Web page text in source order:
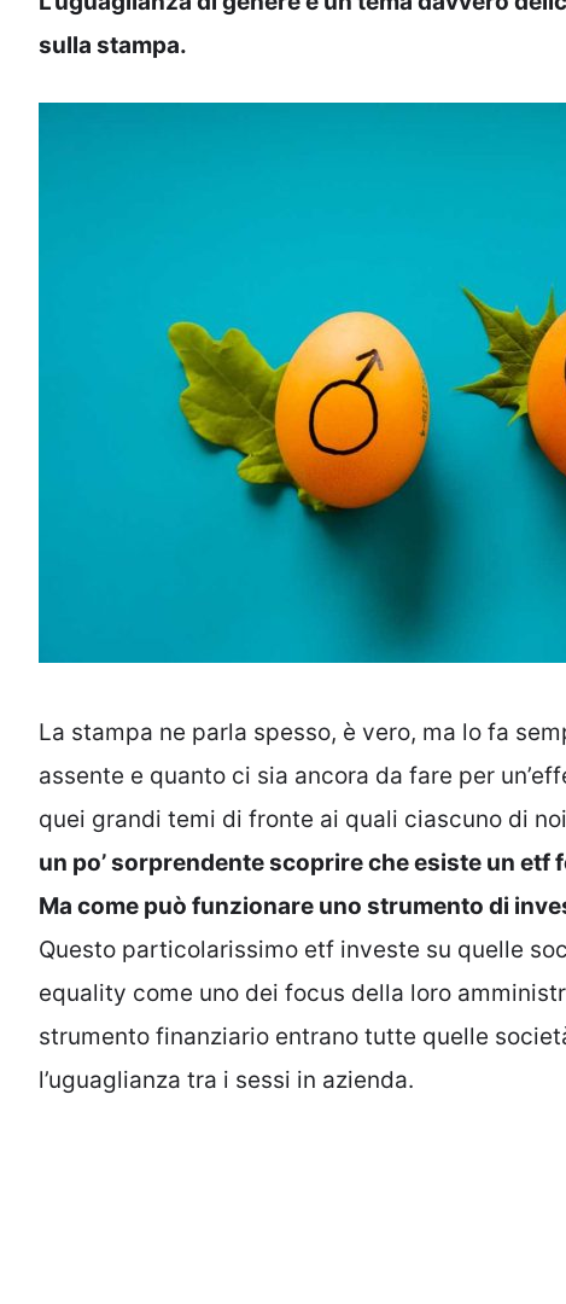
sulla stampa.
La stampa ne parla spesso, è vero, ma lo fa
assente e quanto ci sia ancora da fare per
quei grandi temi di fronte ai quali ciascuno di
un po’ sorprendente scoprire che esiste un
Ma come può funzionare uno strumento di
Questo particolarissimo etf investe su quelle
equality come uno dei focus della loro
strumento finanziario entrano tutte quelle
l’uguaglianza tra i sessi in azienda.